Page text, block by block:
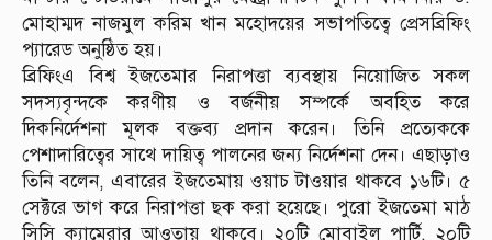
মোহাম্মদ নাজমুল করিম খান মহোদয়ের সভাপতিত্বে প্রেসব্রিফিং
প্যারেড অনুষ্ঠিত হয়।
ব্রিফিংএ বিশ্ব ইজতেমার নিরাপত্তা ব্যবস্থায় নিয়োজিত সকল
সদস্যবৃন্দকে করণীয় ও বর্জনীয় সম্পর্কে অবহিত করে
দিকনির্দেশনা মূলক বক্তব্য প্রদান করেন। তিনি প্রত্যেককে
পেশাদারিত্বের সাথে দায়িত্ব পালনের জন্য নির্দেশনা দেন। এছাড়াও
তিনি বলেন, এবারের ইজতেমায় ওয়াচ টাওয়ার থাকবে ১৬টি। ৫
সেক্টরে ভাগ করে নিরাপত্তা ছক করা হয়েছে। পুরো ইজতেমা মাঠ
সিসি ক্যামেরার আওতায় থাকবে। ২০টি মোবাইল পার্টি, ২০টি